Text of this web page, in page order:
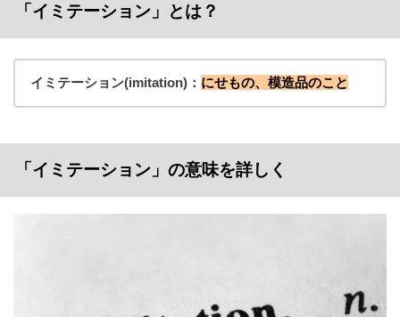
「イミテーション」とは？
イミテーション(imitation)： にせもの、模造品のこと
「イミテーション」の意味を詳しく